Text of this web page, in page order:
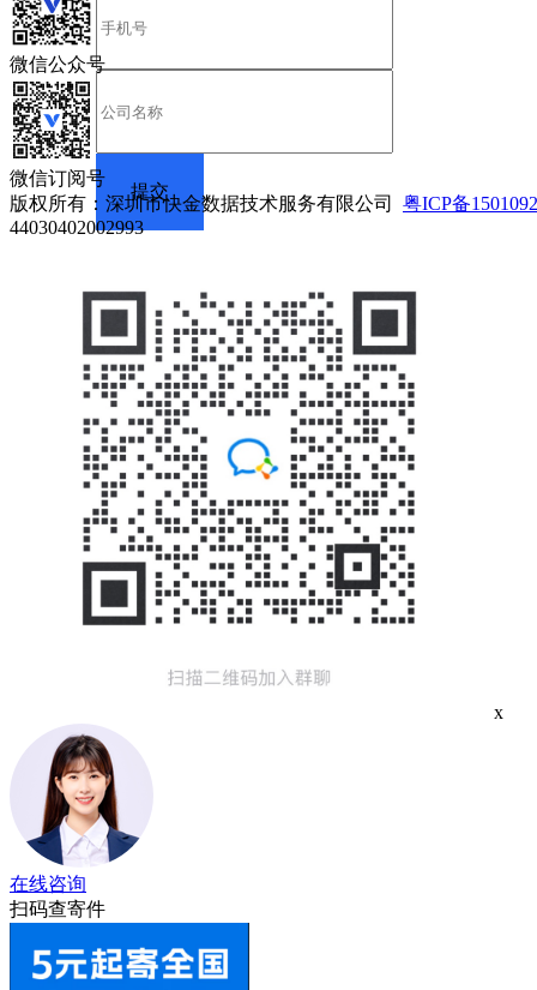
微信公众号
微信订阅号
版权所有：深圳市快金数据技术服务有限公司 粤ICP备
44030402002993
x
在线咨询
扫码查寄件